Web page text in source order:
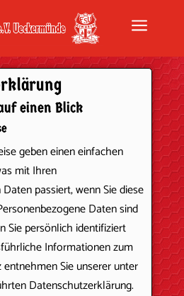
a
einen Blick
geben einen einfachen
mit Ihren
passiert, wenn Sie diese
Daten sind
Sie persönlich identifiziert
Informationen zum
Sie unserer unter
Datenschutzerklärung.